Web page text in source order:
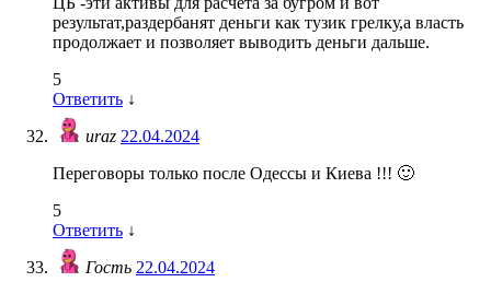
результат,раздербанят деньги как тузик грелку,а власть
продолжает и позволяет выводить деньги дальше.
5
Ответить ↓
uraz 22.04.2024
Переговоры только после Одессы и Киева !!! 🙂
5
Ответить ↓
Гость 22.04.2024